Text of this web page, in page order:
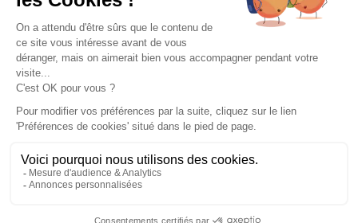
NOS PARTENAIRES OFFICIELS
INFORMATIONS ET CONDITIONS
Suivez-nous sur les réseaux sociaux